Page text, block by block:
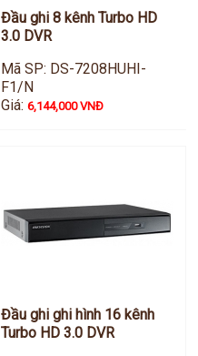
Đầu ghi 8 kênh Turbo HD
3.0 DVR
Mã SP: DS-7208HUHI-
F1/N
Giá: 6,144,000 VNĐ
Đầu ghi ghi hình 16 kênh
Turbo HD 3.0 DVR